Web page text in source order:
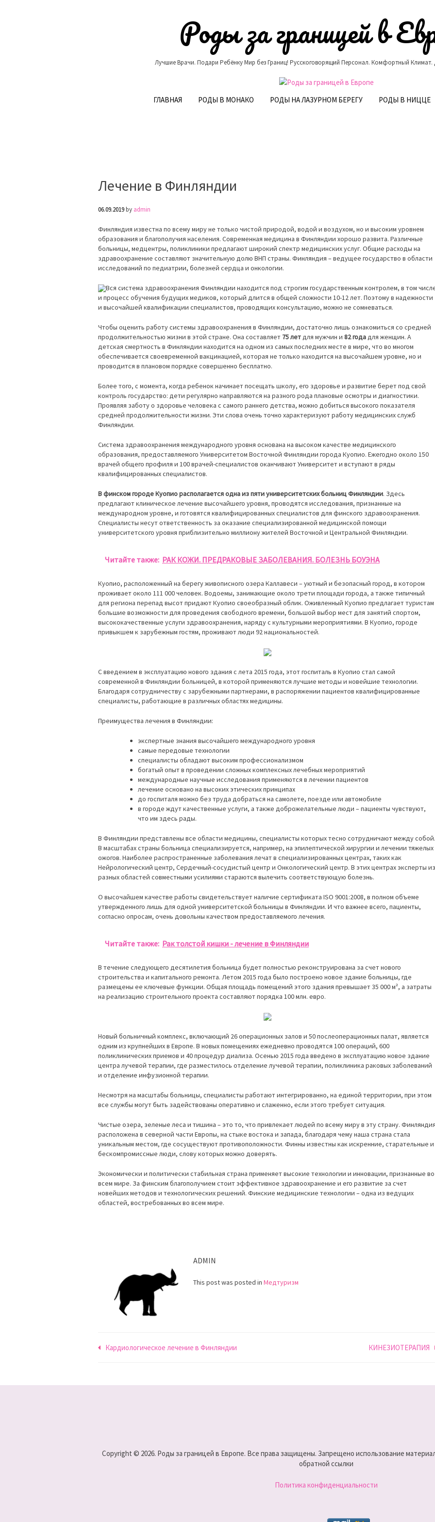
Роды за границей в
Лучшие Врачи. Подари Ребёнку Мир без Границ! Русскоговорящий Персонал. Комфортный Климат.
ГЛАВНАЯ РОДЫ В МОНАКО РОДЫ НА ЛАЗУРНОМ БЕРЕГУ РОДЫ В НИЦЦЕ
Лечение в Финляндии
06.09.2019by admin
Финляндия известна по всему миру не только чистой природой, водой и воздухом, но и высоким уровнем
образования и благополучия населения. Современная медицина в Финляндии хорошо развита. Различные
больницы, медцентры, поликлиники предлагают широкий спектр медицинских услуг. Общие расходы на
здравоохранение составляют значительную долю ВНП страны. Финляндия – ведущее государство в области
исследований по педиатрии, болезней сердца и онкологии.
Вся система здравоохранения Финляндии находится под строгим государственным контролем, в том
и процесс обучения будущих медиков, который длится в общей сложности 10-12 лет. Поэтому в надежности
и высочайшей квалификации специалистов, проводящих консультацию, можно не сомневаться.
Чтобы оценить работу системы здравоохранения в Финляндии, достаточно лишь ознакомиться со средней
продолжительностью жизни в этой стране. Она составляет 75 лет для мужчин и 82 года для женщин. А
детская смертность в Финляндии находится на одном из самых последних месте в мире, что во многом
обеспечивается своевременной вакцинацией, которая не только находится на высочайшем уровне, но и
проводится в плановом порядке совершенно бесплатно.
Более того, с момента, когда ребенок начинает посещать школу, его здоровье и развитие берет под свой
контроль государство: дети регулярно направляются на разного рода плановые осмотры и диагностики.
Проявляя заботу о здоровье человека с самого раннего детства, можно добиться высокого показателя
средней продолжительности жизни. Эти слова очень точно характеризуют работу медицинских служб
Финляндии.
Система здравоохранения международного уровня основана на высоком качестве медицинского
образования, предоставляемого Университетом Восточной Финляндии города Куопио. Ежегодно около 150
врачей общего профиля и 100 врачей-специалистов оканчивают Университет и вступают в ряды
квалифицированных специалистов.
В финском городе Куопио располагается одна из пяти университетских больниц Финляндии. Здесь
предлагают клиническое лечение высочайшего уровня, проводятся исследования, признанные на
международном уровне, и готовятся квалифицированных специалистов для финского здравоохранения.
Специалисты несут ответственность за оказание специализированной медицинской помощи
университетского уровня приблизительно миллиону жителей Восточной и Центральной Финляндии.
Читайте также: РАК КОЖИ. ПРЕДРАКОВЫЕ ЗАБОЛЕВАНИЯ. БОЛЕЗНЬ БОУЭНА
Куопио, расположенный на берегу живописного озера Каллавеси – уютный и безопасный город, в котором
проживает около 111 000 человек. Водоемы, занимающие около трети площади города, а также типичный
для региона перепад высот придают Куопио своеобразный облик. Оживленный Куопио предлагает туристам
большие возможности для проведения свободного времени, большой выбор мест для занятий спортом,
высококачественные услуги здравоохранения, наряду с культурными мероприятиями. В Куопио, городе
привыкшем к зарубежным гостям, проживают люди 92 национальностей.
С введением в эксплуатацию нового здания с лета 2015 года, этот госпиталь в Куопио стал самой
современной в Финляндии больницей, в которой применяются лучшие методы и новейшие технологии.
Благодаря сотрудничеству с зарубежными партнерами, в распоряжении пациентов квалифицированные
специалисты, работающие в различных областях медицины.
Преимущества лечения в Финляндии:
экспертные знания высочайшего международного уровня
самые передовые технологии
специалисты обладают высоким профессионализмом
богатый опыт в проведении сложных комплексных лечебных мероприятий
международные научные исследования применяются в лечении пациентов
лечение основано на высоких этических принципах
до госпиталя можно без труда добраться на самолете, поезде или автомобиле
в городе ждут качественные услуги, а также доброжелательные люди – пациенты чувствуют,
что им здесь рады.
В Финляндии представлены все области медицины, специалисты которых тесно сотрудничают между собой.
В масштабах страны больница специализируется, например, на эпилептической хирургии и лечении тяжелых
ожогов. Наиболее распространенные заболевания лечат в специализированных центрах, таких как
Нейрологический центр, Сердечный-сосудистый центр и Онкологический центр. В этих центрах эксперты из
разных областей совместными усилиями стараются вылечить соответствующую болезнь.
О высочайшем качестве работы свидетельствует наличие сертификата ISO 9001:2008, в полном объеме
утвержденного лишь для одной университетской больницы в Финляндии. И что важнее всего, пациенты,
согласно опросам, очень довольны качеством предоставляемого лечения.
Читайте также: Рак толстой кишки - лечение в Финляндии
В течение следующего десятилетия больница будет полностью реконструирована за счет нового
строительства и капитального ремонта. Летом 2015 года было построено новое здание больницы, где
размещены ее ключевые функции. Общая площадь помещений этого здания превышает 35 000 м², а затраты
на реализацию строительного проекта составляют порядка 100 млн. евро.
Новый больничный комплекс, включающий 26 операционных залов и 50 послеоперационных палат, является
одним из крупнейших в Европе. В новых помещениях ежедневно проводятся 100 операций, 600
поликлинических приемов и 40 процедур диализа. Осенью 2015 года введено в эксплуатацию новое здание
центра лучевой терапии, где разместилось отделение лучевой терапии, поликлиника раковых заболеваний
и отделение инфузионной терапии.
Несмотря на масштабы больницы, специалисты работают интегрированно, на единой территории, при этом
все службы могут быть задействованы оперативно и слаженно, если этого требует ситуация.
Чистые озера, зеленые леса и тишина – это то, что привлекает людей по всему миру в эту страну.
расположена в северной части Европы, на стыке востока и запада, благодаря чему наша страна стала
уникальным местом, где сосуществуют противоположности. Финны известны как искренние, старательные и
бескомпромиссные люди, слову которых можно доверять.
Экономически и политически стабильная страна применяет высокие технологии и инновации, признанные во
всем мире. За финским благополучием стоит эффективное здравоохранение и его развитие за счет
новейших методов и технологических решений. Финские медицинские технологии – одна из ведущих
областей, востребованных во всем мире.
ADMIN
This post was posted inМедтуризм
Навигация
Кардиологическое лечение в Финляндии КИНЕЗИОТЕРАПИЯ
Copyright © 2026. Роды за границей в Европе. Все права защищены. Запрещено использование
обратной ссылки
Политика конфиденциальности